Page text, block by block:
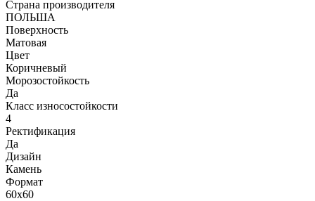
Страна производителя
ПОЛЬША
Поверхность
Матовая
Цвет
Коричневый
Морозостойкость
Да
Класс износостойкости
4
Ректификация
Да
Дизайн
Камень
Формат
60x60